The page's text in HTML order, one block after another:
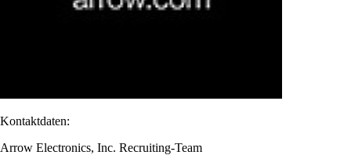
Kontaktdaten:
Arrow Electronics, Inc. Recruiting-Team